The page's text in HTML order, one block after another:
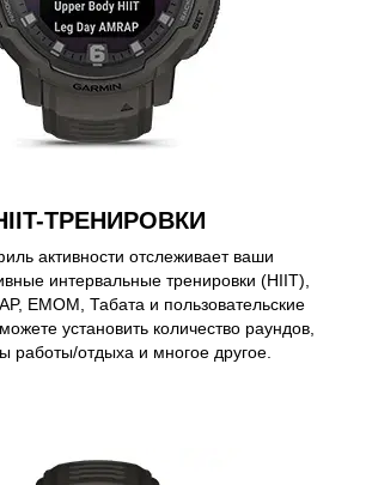
ТРЕНИРОВКИ
активности отслеживает ваши
интервальные тренировки (HIIT),
EMOM, Табата и пользовательские
установить количество раундов,
работы/отдыха и многое другое.